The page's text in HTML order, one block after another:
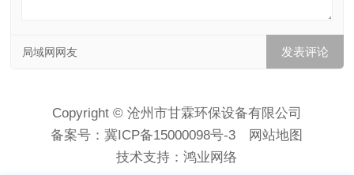
局域网网友
Copyright © 沧州市甘霖环保设备有限公司
备案号：冀ICP备15000098号-3
网站地图
技术支持：鸿业网络